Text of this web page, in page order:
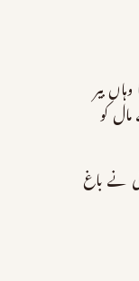
بیر
کو
نے باغ